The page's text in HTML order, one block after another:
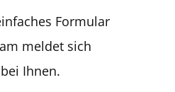
Formular
meldet sich
Ihnen.